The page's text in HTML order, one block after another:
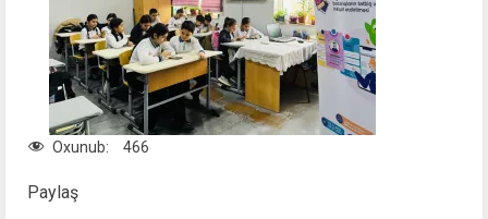
Oxunub: 466
Paylaş